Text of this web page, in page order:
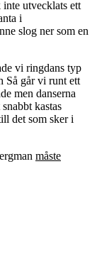
utvecklats ett
i
slog ner som en
vi ringdans typ
Så går vi runt ett
men danserna
kastas
det som sker i
måste